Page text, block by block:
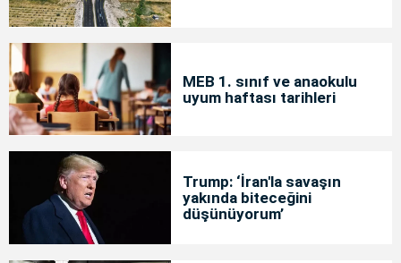
MEB 1. sınıf ve anaokulu
uyum haftası tarihleri
Trump: ‘İran'la savaşın
yakında biteceğini
düşünüyorum’